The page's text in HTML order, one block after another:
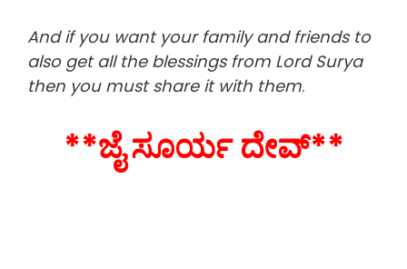
And if you want your family and friends to
also get all the blessings from Lord Surya
then you must share it with them.
**ಜೈ ಸೂರ್ಯ ದೇವ್**